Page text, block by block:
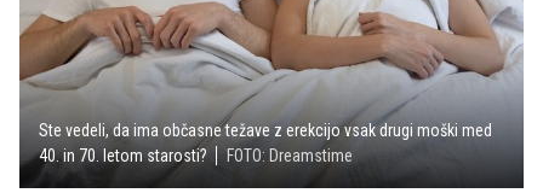
Ste vedeli, da ima občasne težave z erekcijo vsak drugi moški med
40. in 70. letom starosti?
FOTO: Dreamstime